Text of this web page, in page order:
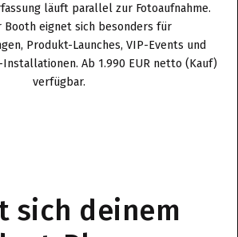
läuft parallel zur Fotoaufnahme.
Booth eignet sich besonders für
Produkt-Launches, VIP-Events und
Ab 1.990 EUR netto (Kauf)
verfügbar.
sich deinem